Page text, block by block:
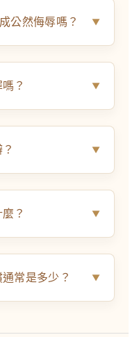
公然侮辱嗎？
？
？
常是多少？